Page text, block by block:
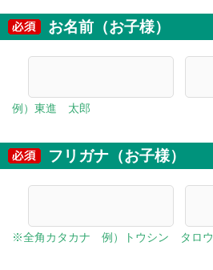
お名前（お子様）
例）東進 太郎
フリガナ（お子様）
※全角カタカナ 例）トウシン タロウ